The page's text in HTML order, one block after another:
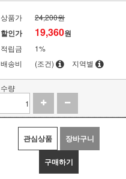
상품가 24,200원
할인가 19,360원
적립금
1%
배송비
(조건) 지역별
수량
관심상품 장바구니
구매하기